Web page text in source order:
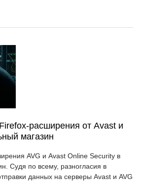
расширения от Avast и
магазин
AVG и Avast Online Security в
Судя по всему, разногласия в
данных на серверы Avast и AVG